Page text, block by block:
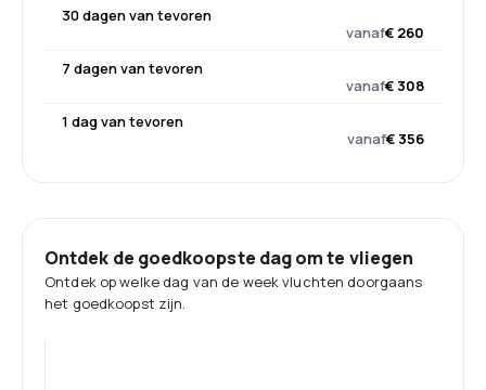
30 dagen van tevoren
vanaf€ 260
7 dagen van tevoren
vanaf€ 308
1 dag van tevoren
vanaf€ 356
Ontdek de goedkoopste dag om te vliegen
Ontdek op welke dag van de week vluchten doorgaans
het goedkoopst zijn.